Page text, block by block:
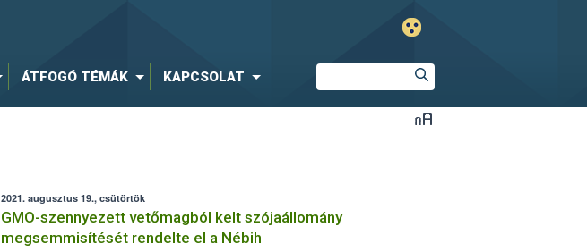
ÁTFOGÓ TÉMÁK KAPCSOLAT
2021. augusztus 19., csütörtök
GMO-szennyezett vetőmagból kelt szójaállomány
megsemmisítését rendelte el a Nébih